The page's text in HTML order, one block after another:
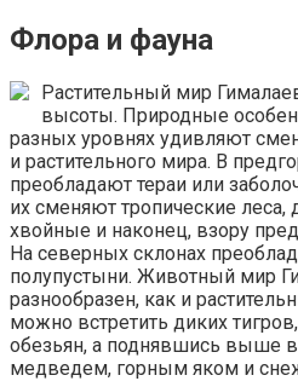
Флора и фауна
Растительный мир
высоты. Природные
разных уровнях удивляют
и растительного мира. В
преобладают тераи или
их сменяют тропические
хвойные и наконец, взору
На северных склонах
полупустыни. Животный мир
разнообразен, как и
можно встретить диких
обезьян, а поднявшись выше
медведем, горным яком и